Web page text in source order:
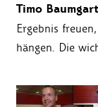
Timo
Ergebnis
hängen. Die